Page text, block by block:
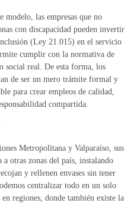
modelo, las empresas que no
con discapacidad pueden invertir
(Ley 21.015) en el servicio
cumplir con la normativa de
social real. De esta forma, los
de ser un mero trámite formal y
para crear empleos de calidad,
compartida.
Metropolitana y Valparaíso, sus
otras zonas del país, instalando
y rellenen envases sin tener
centralizar todo en un solo
regiones, donde también existe la